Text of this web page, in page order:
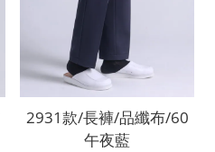
2931款/長褲/品纖布/60
午夜藍